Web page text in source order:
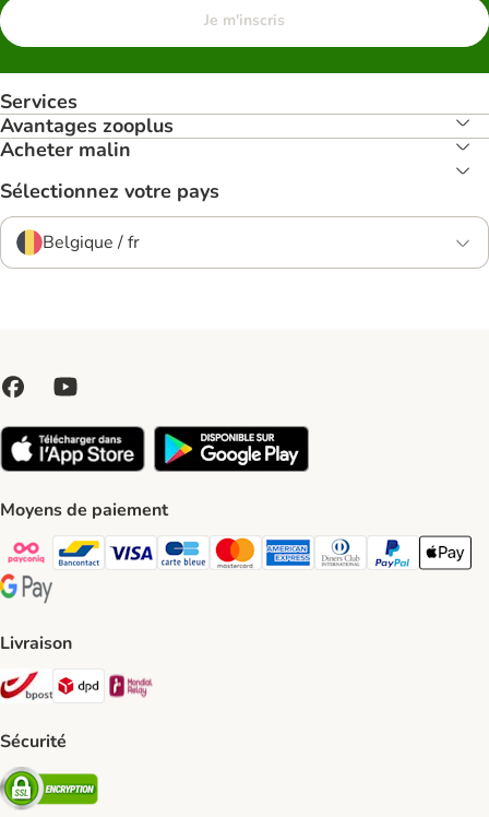
Je m'inscris
Services
Avantages zooplus
Acheter malin
Sélectionnez votre pays
Belgique / fr
Moyens de paiement
Payconiq Payment Method
bancontact Payment Method
Visa Payment Method
carte bleue Payment Method
Master card Payment Method
American express Payment
Diners club Payment
Paypal Payment
Apple
Google Pay Payment Method
Livraison
Bpost Shipping Method
DPD Shipping Method
Sécurité
Security